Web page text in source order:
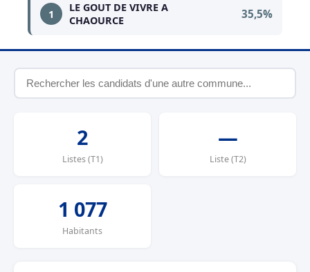
1
LE GOUT DE VIVRE A
CHAOURCE
35,5%
2
Listes (T1)
—
Liste (T2)
1 077
Habitants